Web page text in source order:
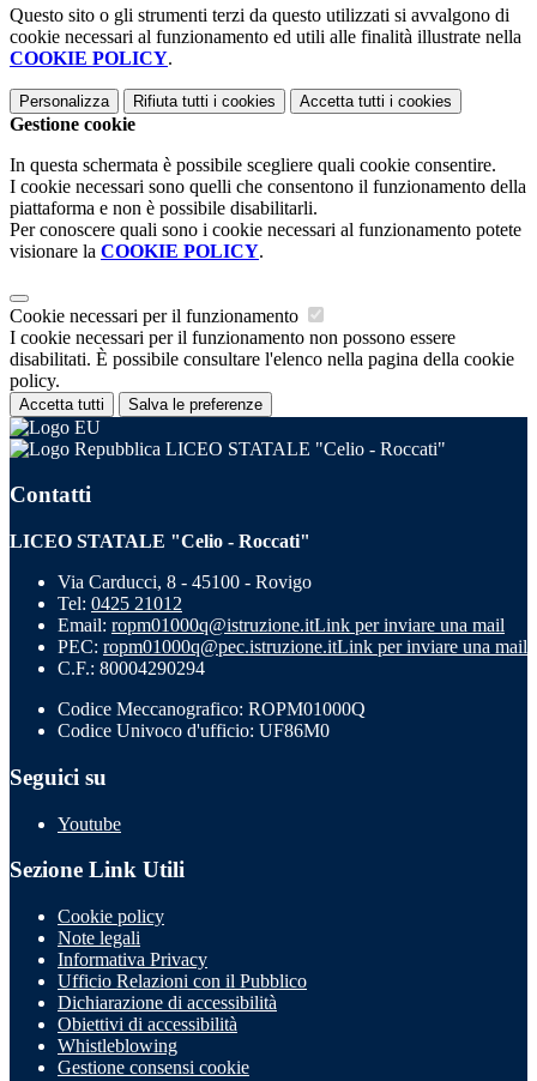
Questo sito o gli strumenti terzi da questo utilizzati si avvalgono di
cookie necessari al funzionamento ed utili alle finalità illustrate nella
COOKIE POLICY.
Personalizza Rifiuta tutti i cookies Accetta tutti i cookies
Gestione cookie
In questa schermata è possibile scegliere quali cookie consentire.
I cookie necessari sono quelli che consentono il funzionamento della
piattaforma e non è possibile disabilitarli.
Per conoscere quali sono i cookie necessari al funzionamento potete
visionare la COOKIE POLICY.
Cookie necessari per il funzionamento
I cookie necessari per il funzionamento non possono essere
disabilitati. È possibile consultare l'elenco nella pagina della cookie
policy.
Accetta tutti Salva le preferenze
LICEO STATALE "Celio - Roccati"
Contatti
LICEO STATALE "Celio - Roccati"
Via Carducci, 8 - 45100 - Rovigo
Tel: 0425 21012
Email: ropm01000q@istruzione.itLink per inviare una mail
PEC: ropm01000q@pec.istruzione.itLink per inviare una mail
C.F.: 80004290294
Codice Meccanografico: ROPM01000Q
Codice Univoco d'ufficio: UF86M0
Seguici su
Youtube
Sezione Link Utili
Cookie policy
Note legali
Informativa Privacy
Ufficio Relazioni con il Pubblico
Dichiarazione di accessibilità
Obiettivi di accessibilità
Whistleblowing
Gestione consensi cookie